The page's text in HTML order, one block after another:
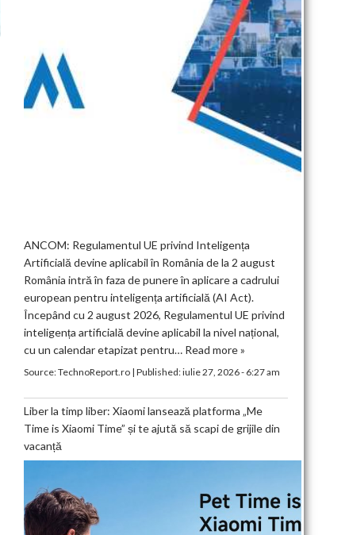
ANCOM: Regulamentul UE privind Inteligența
Artificială devine aplicabil în România de la 2 august
România intră în faza de punere în aplicare a cadrului
european pentru inteligența artificială (AI Act).
Începând cu 2 august 2026, Regulamentul UE privind
inteligența artificială devine aplicabil la nivel național,
cu un calendar etapizat pentru… Read more »
Source:TechnoReport.ro| Published:iulie 27, 2026 - 6:27 am
Liber la timp liber: Xiaomi lansează platforma „Me
Time is Xiaomi Time” și te ajută să scapi de grijile din
vacanță